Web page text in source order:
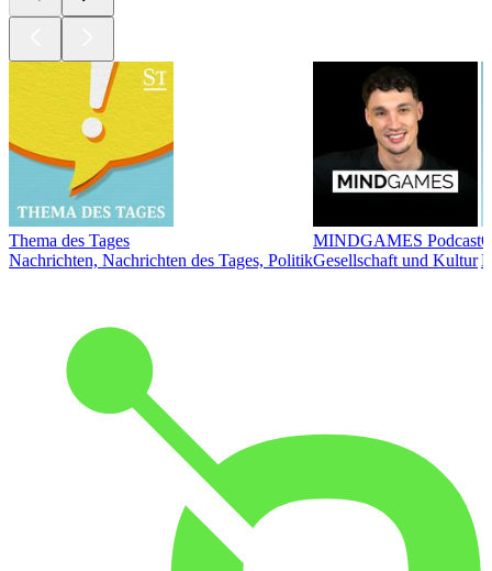
Thema des Tages
Nachrichten, Nachrichten des Tages, Politik
MINDGAMES Podcast
Gesellschaft und Kultur